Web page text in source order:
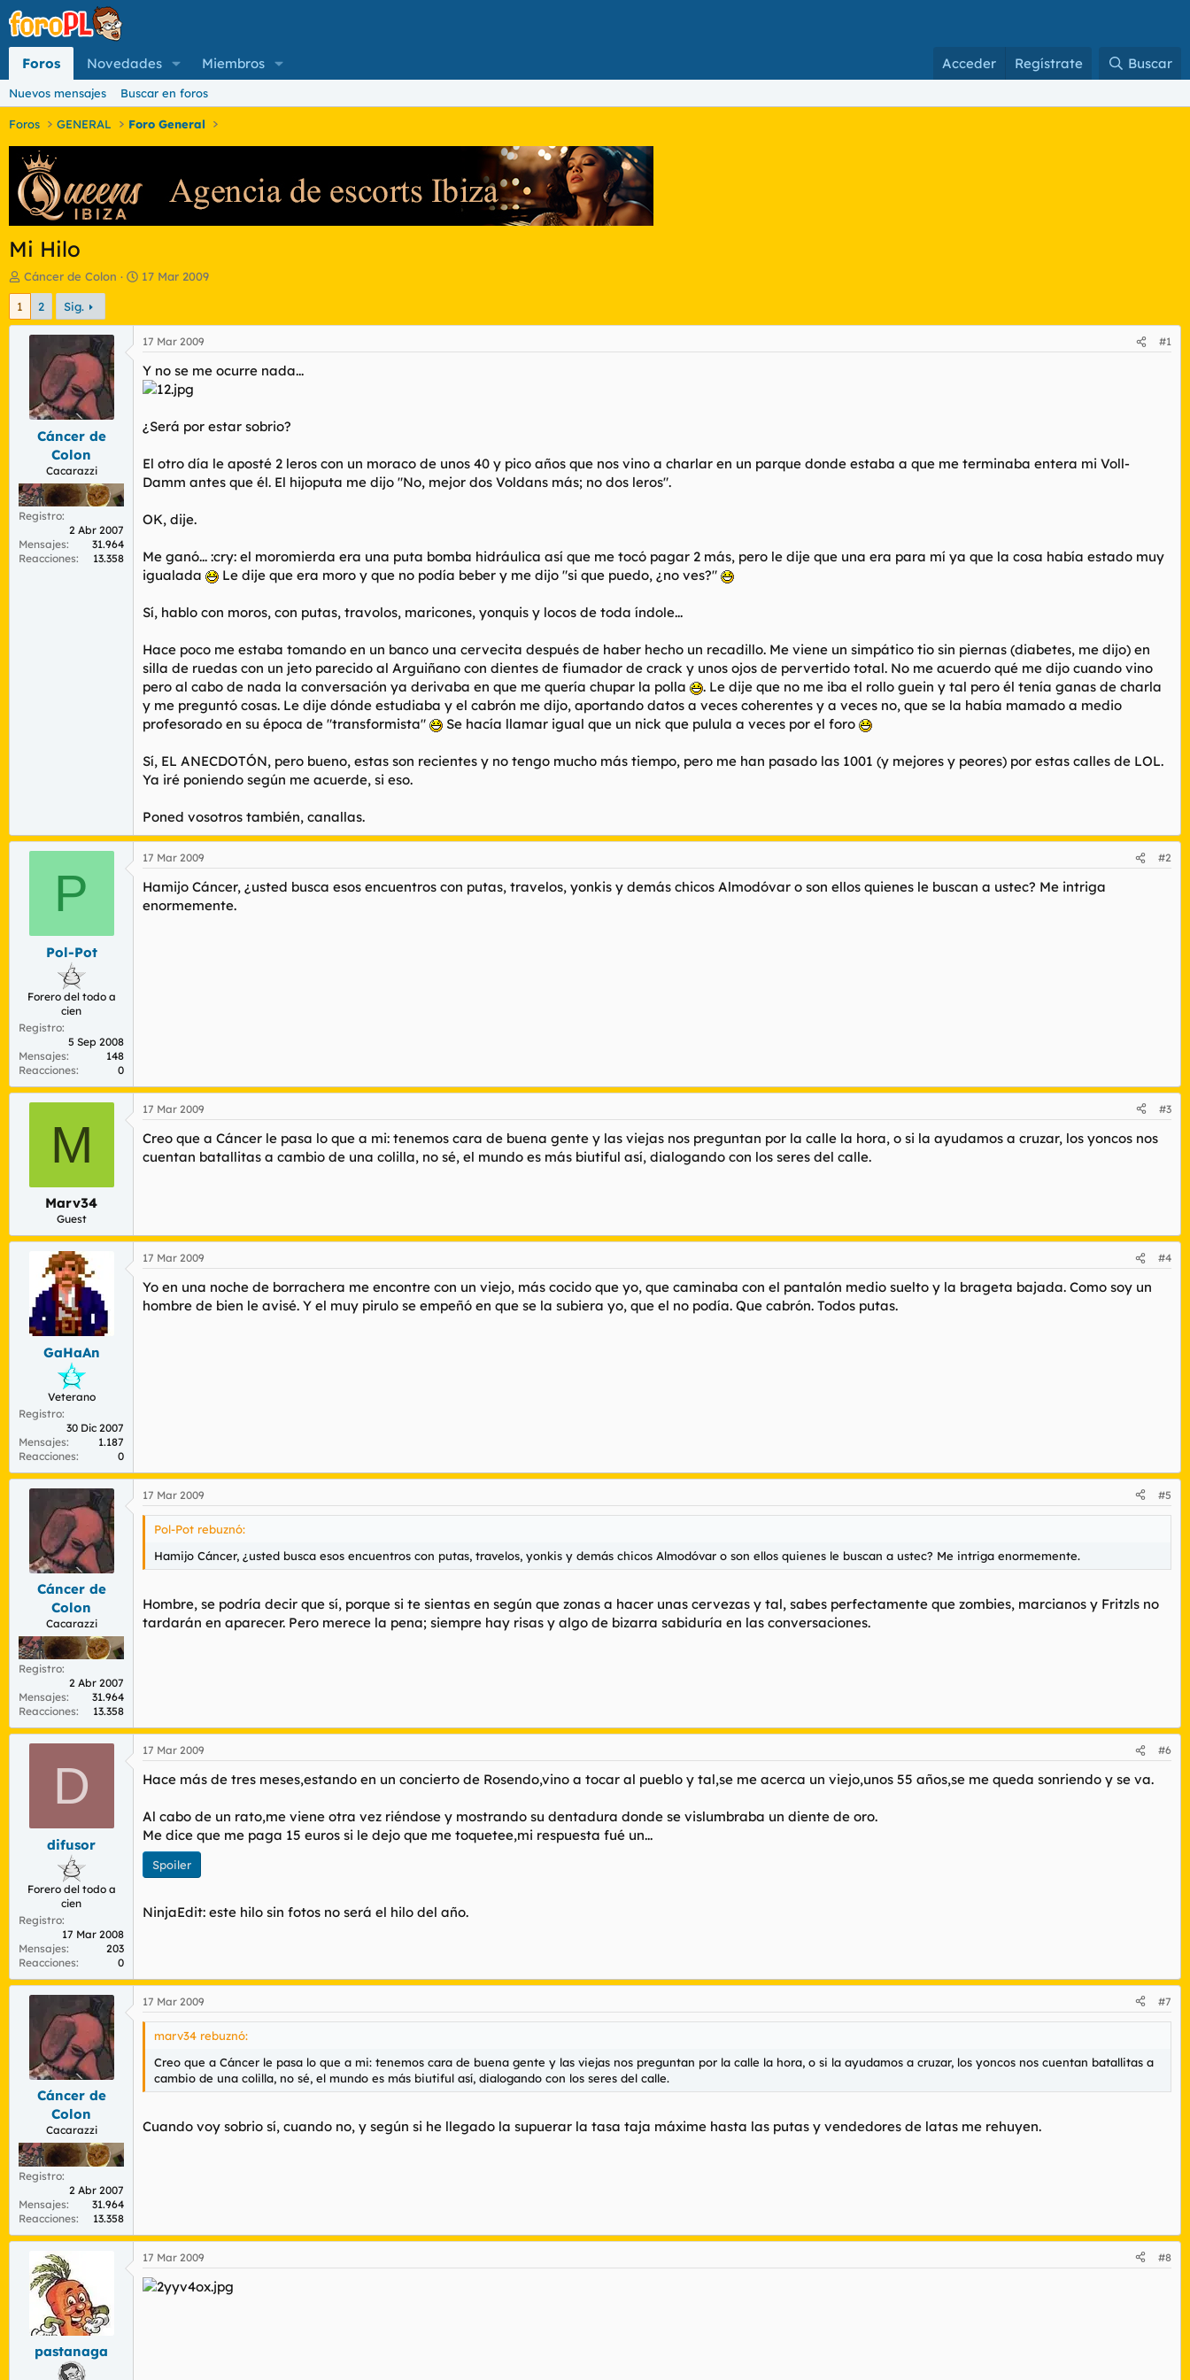
Foros Novedades Miembros Acceder Regístrate Buscar
Nuevos mensajes Buscar en foros
Foros GENERAL Foro General
Mi Hilo
I
n
c
d
e
m
a
Cáncer de Colon
F
h
a
d
e
c
o
17 Mar 2009
1 2 Sig.
Cáncer de
Colon
Cacarazzi
Registro
2 Abr 2007
Mensajes
31.964
Reacciones
13.358
17 Mar 2009 #1
Y no se me ocurre nada...
¿Será por estar sobrio?
El otro día le aposté 2 leros con un moraco de unos 40 y pico años que nos vino a charlar en un parque donde estaba a que me terminaba entera mi Voll-
Damm antes que él. El hijoputa me dijo "No, mejor dos Voldans más; no dos leros".
OK, dije.
Me ganó... :cry: el moromierda era una puta bomba hidráulica así que me tocó pagar 2 más, pero le dije que una era para mí ya que la cosa había estado muy
igualada
Le dije que era moro y que no podía beber y me dijo "si que puedo, ¿no ves?"
Sí, hablo con moros, con putas, travolos, maricones, yonquis y locos de toda índole...
Hace poco me estaba tomando en un banco una cervecita después de haber hecho un recadillo. Me viene un simpático tio sin piernas (diabetes, me dijo) en
silla de ruedas con un jeto parecido al Arguiñano con dientes de fiumador de crack y unos ojos de pervertido total. No me acuerdo qué me dijo cuando vino
pero al cabo de nada la conversación ya derivaba en que me quería chupar la polla
. Le dije que no me iba el rollo guein y tal pero él tenía ganas de charla
y me preguntó cosas. Le dije dónde estudiaba y el cabrón me dijo, aportando datos a veces coherentes y a veces no, que se la había mamado a medio
profesorado en su época de "transformista"
Se hacía llamar igual que un nick que pulula a veces por el foro
Sí, EL ANECDOTÓN, pero bueno, estas son recientes y no tengo mucho más tiempo, pero me han pasado las 1001 (y mejores y peores) por estas calles de LOL.
Ya iré poniendo según me acuerde, si eso.
Poned vosotros también, canallas.
P
Pol-Pot
Forero del todo a
cien
Registro
5 Sep 2008
Mensajes
148
Reacciones
0
17 Mar 2009 #2
Hamijo Cáncer, ¿usted busca esos encuentros con putas, travelos, yonkis y demás chicos Almodóvar o son ellos quienes le buscan a ustec? Me intriga
enormemente.
M
Marv34
Guest
17 Mar 2009 #3
Creo que a Cáncer le pasa lo que a mi: tenemos cara de buena gente y las viejas nos preguntan por la calle la hora, o si la ayudamos a cruzar, los yoncos nos
cuentan batallitas a cambio de una colilla, no sé, el mundo es más biutiful así, dialogando con los seres del calle.
GaHaAn
Veterano
Registro
30 Dic 2007
Mensajes
1.187
Reacciones
0
17 Mar 2009 #4
Yo en una noche de borrachera me encontre con un viejo, más cocido que yo, que caminaba con el pantalón medio suelto y la brageta bajada. Como soy un
hombre de bien le avisé. Y el muy pirulo se empeñó en que se la subiera yo, que el no podía. Que cabrón. Todos putas.
Cáncer de
Colon
Cacarazzi
Registro
2 Abr 2007
Mensajes
31.964
Reacciones
13.358
17 Mar 2009 #5
Pol-Pot rebuznó:
Hamijo Cáncer, ¿usted busca esos encuentros con putas, travelos, yonkis y demás chicos Almodóvar o son ellos quienes le buscan a ustec? Me intriga enormemente.
Hombre, se podría decir que sí, porque si te sientas en según que zonas a hacer unas cervezas y tal, sabes perfectamente que zombies, marcianos y Fritzls no
tardarán en aparecer. Pero merece la pena; siempre hay risas y algo de bizarra sabiduría en las conversaciones.
D
difusor
Forero del todo a
cien
Registro
17 Mar 2008
Mensajes
203
Reacciones
0
17 Mar 2009 #6
Hace más de tres meses,estando en un concierto de Rosendo,vino a tocar al pueblo y tal,se me acerca un viejo,unos 55 años,se me queda sonriendo y se va.
Al cabo de un rato,me viene otra vez riéndose y mostrando su dentadura donde se vislumbraba un diente de oro.
Me dice que me paga 15 euros si le dejo que me toquetee,mi respuesta fué un...
Spoiler
NinjaEdit: este hilo sin fotos no será el hilo del año.
Cáncer de
Colon
Cacarazzi
Registro
2 Abr 2007
Mensajes
31.964
Reacciones
13.358
17 Mar 2009 #7
marv34 rebuznó:
Creo que a Cáncer le pasa lo que a mi: tenemos cara de buena gente y las viejas nos preguntan por la calle la hora, o si la ayudamos a cruzar, los yoncos nos cuentan batallitas a
cambio de una colilla, no sé, el mundo es más biutiful así, dialogando con los seres del calle.
Cuando voy sobrio sí, cuando no, y según si he llegado la supuerar la tasa taja máxime hasta las putas y vendedores de latas me rehuyen.
pastanaga
17 Mar 2009 #8